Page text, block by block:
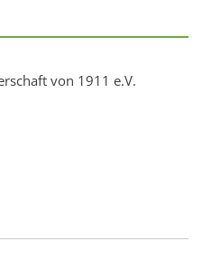
von 1911 e.V.